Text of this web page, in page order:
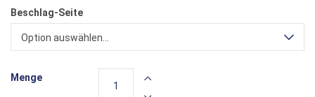
Beschlag-Seite
Option auswählen...
Menge